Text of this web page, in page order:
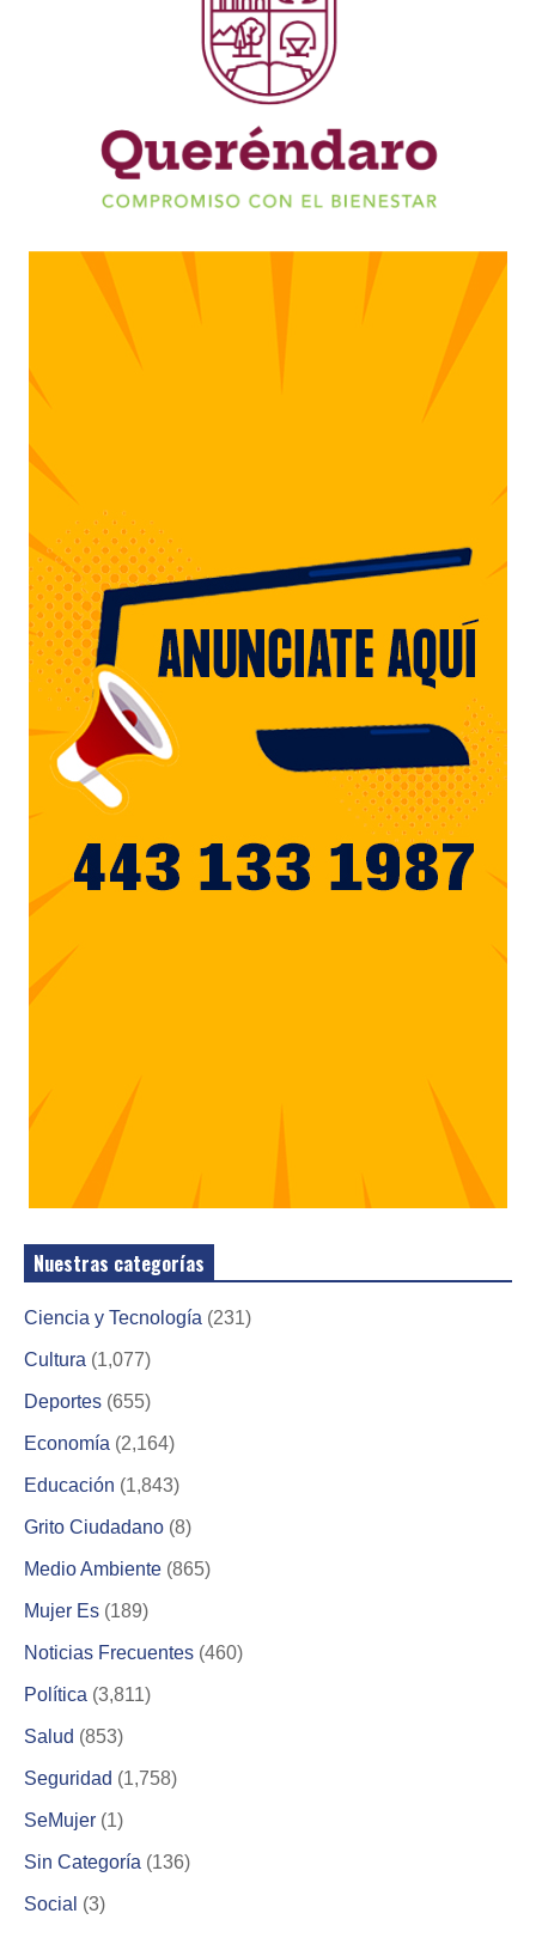
Nuestras categorías
Ciencia y Tecnología (231)
Cultura (1,077)
Deportes (655)
Economía (2,164)
Educación (1,843)
Grito Ciudadano (8)
Medio Ambiente (865)
Mujer Es (189)
Noticias Frecuentes (460)
Política (3,811)
Salud (853)
Seguridad (1,758)
SeMujer (1)
Sin Categoría (136)
Social (3)